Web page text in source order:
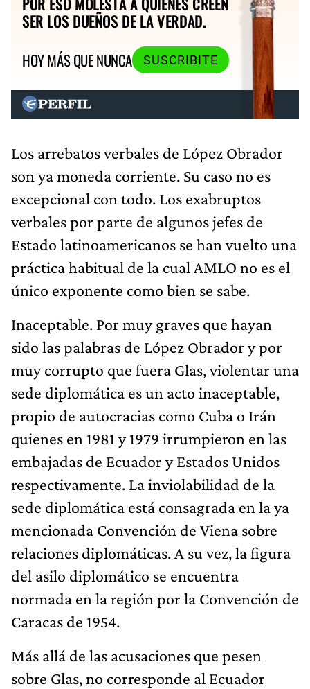
SER LOS DUEÑOS DE LA VERDAD.
HOY MÁS QUE NUNCA
SUSCRIBITE
Los arrebatos verbales de López Obrador
son ya moneda corriente. Su caso no es
excepcional con todo. Los exabruptos
verbales por parte de algunos jefes de
Estado latinoamericanos se han vuelto una
práctica habitual de la cual AMLO no es el
único exponente como bien se sabe.
Inaceptable. Por muy graves que hayan
sido las palabras de López Obrador y por
muy corrupto que fuera Glas, violentar una
sede diplomática es un acto inaceptable,
propio de autocracias como Cuba o Irán
quienes en 1981 y 1979 irrumpieron en las
embajadas de Ecuador y Estados Unidos
respectivamente. La inviolabilidad de la
sede diplomática está consagrada en la ya
mencionada Convención de Viena sobre
relaciones diplomáticas. A su vez, la figura
del asilo diplomático se encuentra
normada en la región por la Convención de
Caracas de 1954.
Más allá de las acusaciones que pesen
sobre Glas, no corresponde al Ecuador